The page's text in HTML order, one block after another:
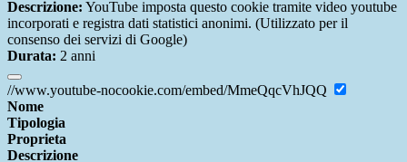
Descrizione: YouTube imposta questo cookie tramite video youtube
incorporati e registra dati statistici anonimi. (Utilizzato per il
consenso dei servizi di Google)
Durata: 2 anni
//www.youtube-nocookie.com/embed/MmeQqcVhJQQ
Nome
Tipologia
Proprieta
Descrizione